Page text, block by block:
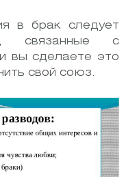
в брак следует
связанные с
вы сделаете это
свой союз.